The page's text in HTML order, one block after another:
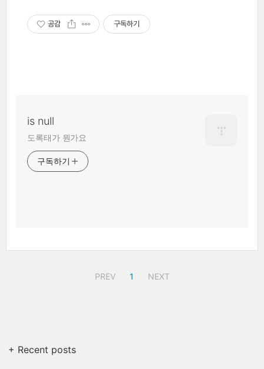
공감 구독하기
is null
도록태가 뭔가요
구독하기
PREV 1 NEXT
+ Recent posts